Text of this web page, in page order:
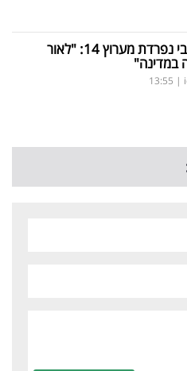
מגי טביבי נפרדת מערוץ 14: "לאור
במדינה"
|
13:55